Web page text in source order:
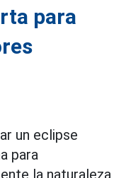
para
un eclipse
para
la naturaleza